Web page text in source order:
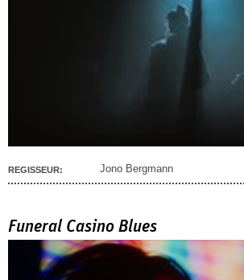
REGISSEUR: Jono Bergmann
Funeral Casino Blues